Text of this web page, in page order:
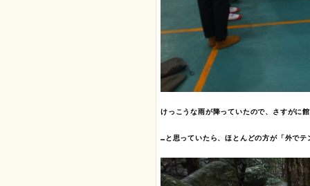
けっこうな雨が降っていたので、さすがに
…と思っていたら、ほとんどの方が「外でテ